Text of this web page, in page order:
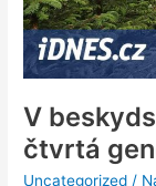
V
čtvrtá
Uncategorized /